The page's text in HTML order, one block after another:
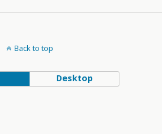
Back to top
Desktop